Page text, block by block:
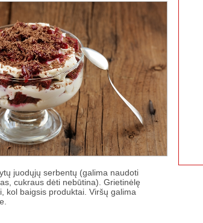
juodųjų serbentų (galima naudoti
cukraus dėti nebūtina). Grietinėlę
kol baigsis produktai. Viršų galima